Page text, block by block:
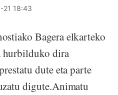
21 18:43
Bagera elkarteko
hurbilduko dira
dute eta parte
digute.Animatu